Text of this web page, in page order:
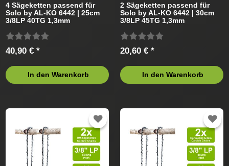
4 Sägeketten passend für
Solo by AL-KO 6442 | 25cm
3/8LP 40TG 1,3mm
40,90 € *
In den Warenkorb
2 Sägeketten passend für
Solo by AL-KO 6442 | 30cm
3/8LP 45TG 1,3mm
20,60 € *
In den Warenkorb